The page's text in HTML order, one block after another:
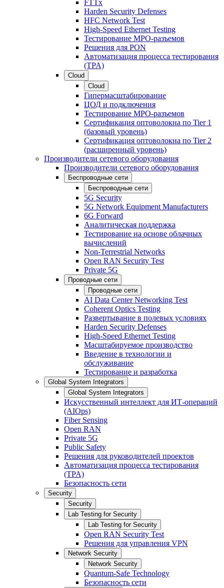
FTTx
Harden Security Defenses
HFC Network Test
High-Speed Ethernet Testing
Тестирование МРО-разъемов
Решения для PON
Автоматизация процесса тестирования
(TPA)
Cloud
Cloud
Гипермасштабирование
ЦОД и подключения
Тестирование МРО-разъемов
Сертификация оптоволокна по Tier 1
(базовый уровень)
Сертификация оптоволокна по Tier 2
(расширенный уровень)
Производители сетевого оборудования
Производители сетевого оборудования
Беспроводные сети
Беспроводные сети
5G Security
5G Network Equipment Manufacturers
6G Forward
Аналитическая поддержка
Тестирование на основе облачных
вычислений
Non-Terrestrial Networks
Open RAN Security Test
Private 5G
Проводные сети
Проводные сети
AI Data Center Networking Test
Coherent Optics Testing
Развертывание в полевых условиях
Harden Security Defenses
High-Speed Ethernet Testing
Масштабируемое производство
Введение в технологии и
обслуживание
Тестирование и разработка
Global System Integrators
Global System Integrators
Искусственный интеллект для ИТ-операций
(AIOps)
Fiber Sensing
Open RAN
Private 5G
Public Safety
Решения для руководителей проектов
Автоматизация процесса тестирования
(TPA)
Безопасность сети
Security
Security
Lab Testing for Security
Lab Testing for Security
Open RAN Security Test
Решения для управления VPN
Network Security
Network Security
Quantum-Safe Technology
Безопасность сети